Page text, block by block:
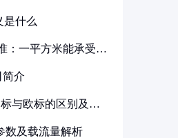
是什么
：一平方米能承受多
简介
与欧标的区别及其
数及载流量解析